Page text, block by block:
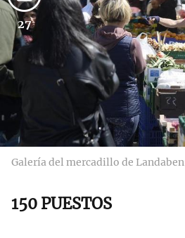
27
Galería del mercadillo de Landaben
150 PUESTOS